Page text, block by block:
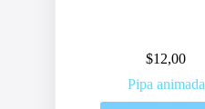
$12,00
Pipa animada